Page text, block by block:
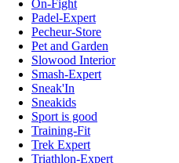
On-Fight
Padel-Expert
Pecheur-Store
Pet and Garden
Slowood Interior
Smash-Expert
Sneak'In
Sneakids
Sport is good
Training-Fit
Trek Expert
Triathlon-Expert